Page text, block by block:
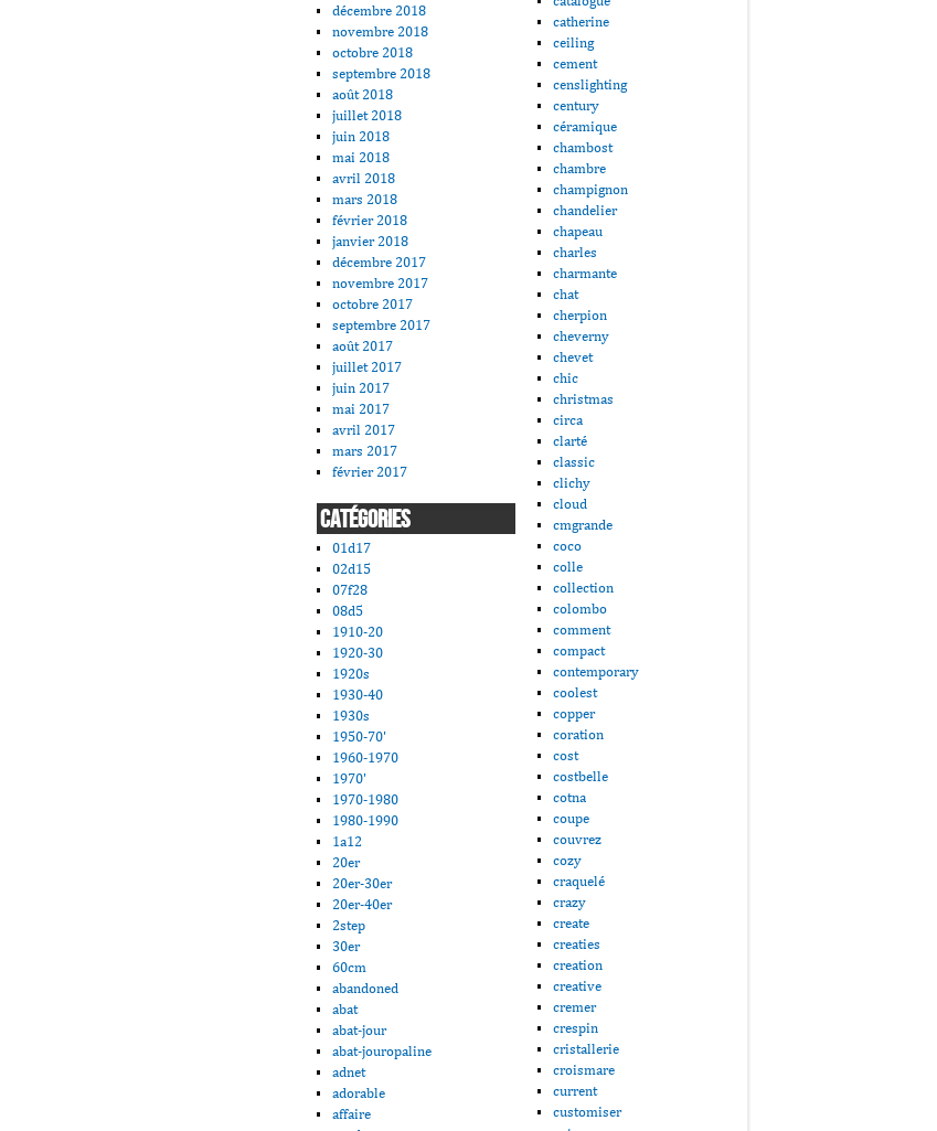
décembre 2018
novembre 2018
octobre 2018
septembre 2018
août 2018
juillet 2018
juin 2018
mai 2018
avril 2018
mars 2018
février 2018
janvier 2018
décembre 2017
novembre 2017
octobre 2017
septembre 2017
août 2017
juillet 2017
juin 2017
mai 2017
avril 2017
mars 2017
février 2017
CATÉGORIES
01d17
02d15
07f28
08d5
1910-20
1920-30
1920s
1930-40
1930s
1950-70'
1960-1970
1970'
1970-1980
1980-1990
1a12
20er
20er-30er
20er-40er
2step
30er
60cm
abandoned
abat
abat-jour
abat-jouropaline
adnet
adorable
affaire
catherine
ceiling
cement
censlighting
century
céramique
chambost
chambre
champignon
chandelier
chapeau
charles
charmante
chat
cherpion
cheverny
chevet
chic
christmas
circa
clarté
classic
clichy
cloud
cmgrande
coco
colle
collection
colombo
comment
compact
contemporary
coolest
copper
coration
cost
costbelle
cotna
coupe
couvrez
cozy
craquelé
crazy
create
creaties
creation
creative
cremer
crespin
cristallerie
croismare
current
customiser